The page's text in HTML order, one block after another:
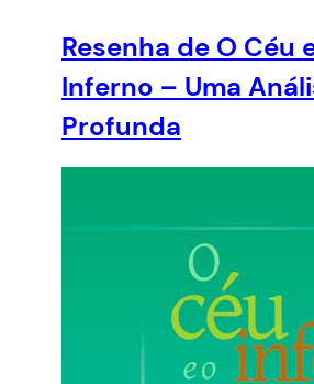
Resenha de O Céu
Inferno – Uma
Profunda